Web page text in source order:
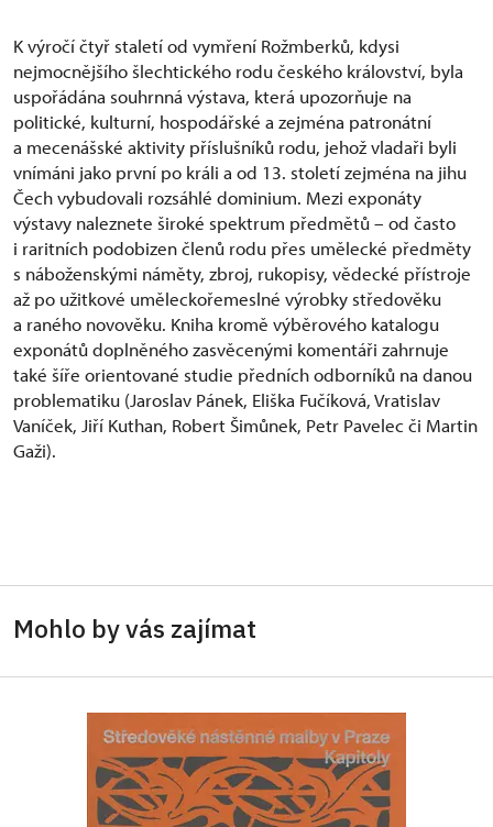
K výročí čtyř staletí od vymření Rožmberků, kdysi
nejmocnějšího šlechtického rodu českého království, byla
uspořádána souhrnná výstava, která upozorňuje na
politické, kulturní, hospodářské a zejména patronátní
a mecenášské aktivity příslušníků rodu, jehož vladaři byli
vnímáni jako první po králi a od 13. století zejména na jihu
Čech vybudovali rozsáhlé dominium. Mezi exponáty
výstavy naleznete široké spektrum předmětů – od často
i raritních podobizen členů rodu přes umělecké předměty
s náboženskými náměty, zbroj, rukopisy, vědecké přístroje
až po užitkové uměleckořemeslné výrobky středověku
a raného novověku. Kniha kromě výběrového katalogu
exponátů doplněného zasvěcenými komentáři zahrnuje
také šíře orientované studie předních odborníků na danou
problematiku (Jaroslav Pánek, Eliška Fučíková, Vratislav
Vaníček, Jiří Kuthan, Robert Šimůnek, Petr Pavelec či Martin
Gaži).
Mohlo by vás zajímat